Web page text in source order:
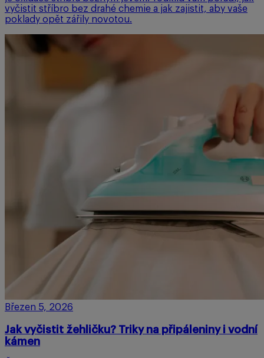
vyčistit stříbro bez drahé chemie a jak zajistit, aby vaše
poklady opět zářily novotou.
Březen 5, 2026
Jak vyčistit žehličku? Triky na připáleniny i vodní
kámen